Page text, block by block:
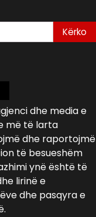
dhe media e
më të larta
dhe raportojmë
të besueshëm
ynë është të
lirinë e
dhe pasqyra e